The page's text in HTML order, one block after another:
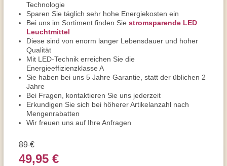
Technologie
Sparen Sie täglich sehr hohe Energiekosten ein
Bei uns im Sortiment finden Sie stromsparende LED
Leuchtmittel
Diese sind von enorm langer Lebensdauer und hoher
Qualität
Mit LED-Technik erreichen Sie die
Energieeffizienzklasse A
Sie haben bei uns 5 Jahre Garantie, statt der üblichen 2
Jahre
Bei Fragen, kontaktieren Sie uns jederzeit
Erkundigen Sie sich bei höherer Artikelanzahl nach
Mengenrabatten
Wir freuen uns auf Ihre Anfragen
89 €
49,95 €